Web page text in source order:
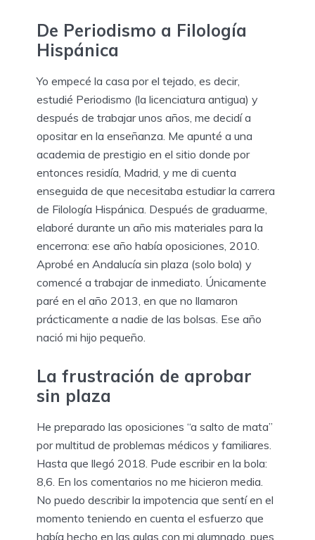
De Periodismo a Filología
Hispánica
Yo empecé la casa por el tejado, es decir,
estudié Periodismo (la licenciatura antigua) y
después de trabajar unos años, me decidí a
opositar en la enseñanza. Me apunté a una
academia de prestigio en el sitio donde por
entonces residía, Madrid, y me di cuenta
enseguida de que necesitaba estudiar la carrera
de Filología Hispánica. Después de graduarme,
elaboré durante un año mis materiales para la
encerrona: ese año había oposiciones, 2010.
Aprobé en Andalucía sin plaza (solo bola) y
comencé a trabajar de inmediato. Únicamente
paré en el año 2013, en que no llamaron
prácticamente a nadie de las bolsas. Ese año
nació mi hijo pequeño.
La frustración de aprobar
sin plaza
He preparado las oposiciones “a salto de mata”
por multitud de problemas médicos y familiares.
Hasta que llegó 2018. Pude escribir en la bola:
8,6. En los comentarios no me hicieron media.
No puedo describir la impotencia que sentí en el
momento teniendo en cuenta el esfuerzo que
había hecho en las aulas con mi alumnado, pues